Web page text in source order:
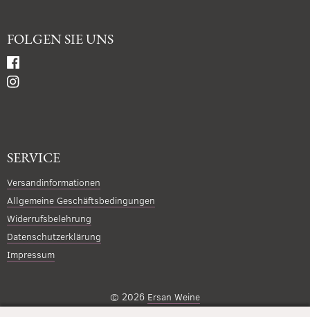
FOLGEN SIE UNS
SERVICE
Versandinformationen
Allgemeine Geschäftsbedingungen
Widerrufsbelehrung
Datenschutzerklärung
Impressum
© 2026 Ersan Weine